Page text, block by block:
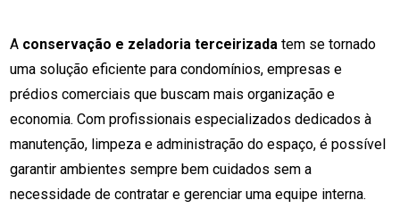
A conservação e zeladoria terceirizada tem se tornado
uma solução eficiente para condomínios, empresas e
prédios comerciais que buscam mais organização e
economia. Com profissionais especializados dedicados à
manutenção, limpeza e administração do espaço, é possível
garantir ambientes sempre bem cuidados sem a
necessidade de contratar e gerenciar uma equipe interna.